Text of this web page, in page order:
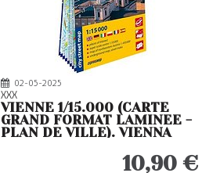
02-05-2025
XXX
VIENNE 1/15.000 (CARTE
GRAND FORMAT LAMINEE -
PLAN DE VILLE). VIENNA
10,90 €